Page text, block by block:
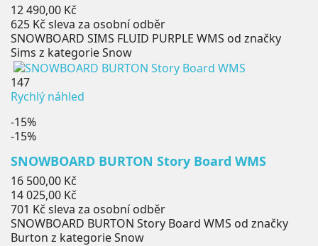
Cena
12 490,00 Kč
625 Kč sleva za osobní odběr
SNOWBOARD SIMS FLUID PURPLE WMS od značky
Sims z kategorie Snow
147
Rychlý náhled
-15%
-15%
SNOWBOARD BURTON Story Board WMS
Běžná
cena
16 500,00 Kč
Cena
14 025,00 Kč
701 Kč sleva za osobní odběr
SNOWBOARD BURTON Story Board WMS od značky
Burton z kategorie Snow